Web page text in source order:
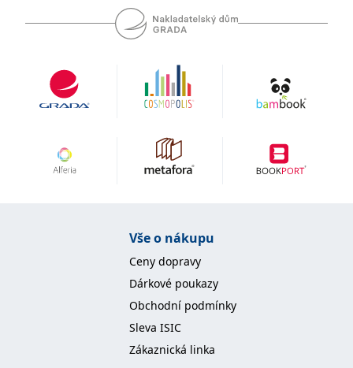
Vše o nákupu
Ceny dopravy
Dárkové poukazy
Obchodní podmínky
Sleva ISIC
Zákaznická linka